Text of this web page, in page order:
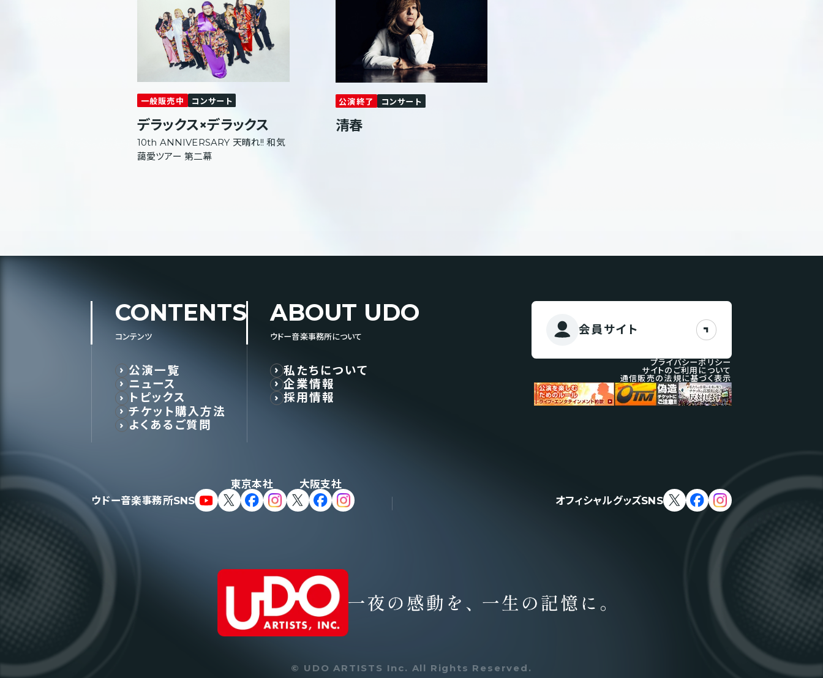
一般販売中 コンサート
デラックス×デラックス
10th ANNIVERSARY 天晴れ!! 和気
藹愛ツアー 第二幕
公演終了 コンサート
清春
CONTENTS
コンテンツ
公演一覧
ニュース
トピックス
チケット購入方法
よくあるご質問
ABOUT UDO
ウドー音楽事務所について
私たちについて
企業情報
採用情報
会員サイト
プライバシーポリシー
サイトのご利用について
通信販売の法規に基づく表示
ウドー音楽事務所SNS
東京本社
大阪支社
オフィシャルグッズSNS
© UDO ARTISTS Inc. All Rights Reserved.